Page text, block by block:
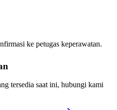
ke petugas keperawatan.
tersedia saat ini, hubungi kami